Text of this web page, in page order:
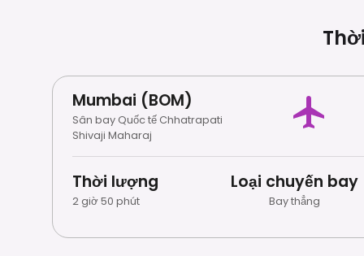
Mumbai (BOM)
Sân bay Quốc tế Chhatrapati
Shivaji Maharaj
Thời lượng
2 giờ 50 phút
Loại chuyến bay
Bay thẳng